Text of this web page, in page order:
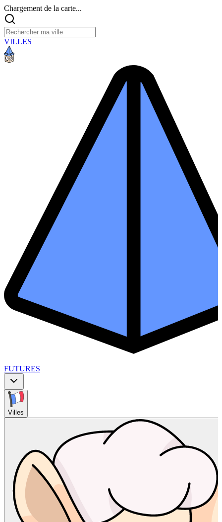
Chargement de la carte...
VILLES
FUTURES
Villes